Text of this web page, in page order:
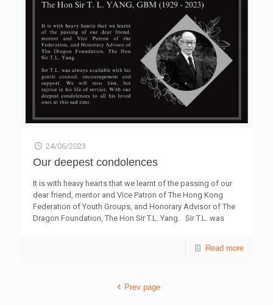
施上構建及執行上述設施時，難免要考慮成本效益的問題。
要在短時間內建立有效的配套，政府及社會服務機構需要通
力合作，小組建議當局成立委員會，定期檢視「簡約公屋」
及「過渡性房屋」兩項計劃的房屋供應和上樓進度，及時作
出調整，同時提供支援平台予各營運機構交流及分享經驗，
整合資源，作出全面支援，最大化兩項計劃的成效。 最
後，兩項房屋計劃所採用的是嶄新而充滿彈性的多元建築模
式，完成使命之後仍然值得討論其可持續性。對於此類新穎
的模式，各界的意見及討論對項目非常重要，以提出更多可
年有紀錄以來第一次。 所謂電子支付，簡單而言，就是將
紙本流程換成電子程序處理的支付模式。在香港，電子錢包
支付服務亦可分為儲值和非儲值兩大類。香港可說是全球電
子支付的先驅，是首個使用電子貨幣(八達通)的城市。隨著
科技發展，世界各國在金融和銀行業都加快數碼化步伐，電
子支付已成為金融服務業轉型的核心，其重要性主要基於：
提升經濟動的效率、節省營運成本，以及推動產業轉型和創
新。 早前青協M21網台節目《傾‧盡全力》中，幾位專業青
年討論上述議題時指出，數碼化與我們生活和全球經濟已不
付障礙之一是缺乏廣泛性，欠缺小商戶支持。因為商戶需要
性，變相減低他們裝置電子支付平台意欲。同時，政府服務
只接受有限度的電子付款，沒有與時並進。他們建議當局應
主動與電子支付供應商協商作彈性收費，為小額交易商戶取
消每筆交易的最低手續收費，並補貼一次性安裝費。 他們
亦認為電子支付基建的周邊配套很重要，期望政府能帶牽頭
作用，產生雪球效應，當市民形成一個消費者習慣後，就會
帶動所有商戶都提供電子收款。例如針對行業特性，以飲食
駛執照等亦應增設更多相關支付方法。 面對粵港澳大灣區
金融互聯互通。另方面，他們認為香港可發揮優勢，作為大
24/06/2023
Our deepest condolences
It is with heavy hearts that we learnt of the passing of our
dear friend, mentor and Vice Patron of The Hong Kong
Federation of Youth Groups, and Honorary Advisor of The
Dragon Foundation, The Hon Sir T.L. Yang. Sir T.L. was
service. With our deepest condolences to all his loved
辭。 本會全體仝人謹此致以深切哀悼與懷念，並向楊鐵樑
Read more
Prev page